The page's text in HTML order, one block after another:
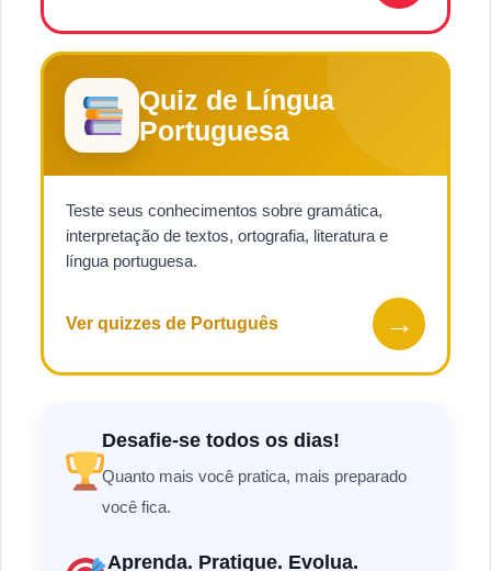
Quiz de Língua
Portuguesa
Teste seus conhecimentos sobre gramática,
interpretação de textos, ortografia, literatura e
língua portuguesa.
Ver quizzes de Português →
Desafie-se todos os dias!
Quanto mais você pratica, mais preparado
você fica.
Aprenda. Pratique. Evolua.